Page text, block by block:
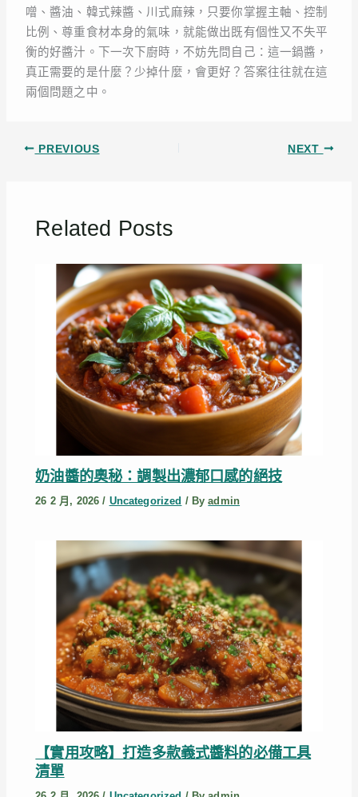
噌、醬油、韓式辣醬、川式麻辣，只要你掌握主軸、控制
比例、尊重食材本身的氣味，就能做出既有個性又不失平
衡的好醬汁。下一次下廚時，不妨先問自己：這一鍋醬，
真正需要的是什麼？少掉什麼，會更好？答案往往就在這
兩個問題之中。
PREVIOUS NEXT
Related Posts
奶油醬的奧秘：調製出濃郁口感的絕技
26 2 月, 2026/ Uncategorized / Byadmin
【實用攻略】打造多款義式醬料的必備工具
清單